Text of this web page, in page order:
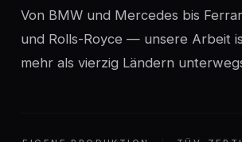
Von BMW und Mercedes bis
und Rolls-Royce — unsere Arbeit
mehr als vierzig Ländern